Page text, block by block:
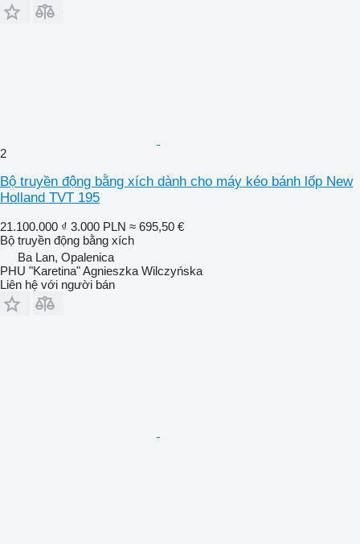
2
Bộ truyền động bằng xích dành cho máy kéo bánh lốp New
Holland TVT 195
21.100.000 ₫ 3.000 PLN ≈ 695,50 €
Bộ truyền động bằng xích
Ba Lan, Opalenica
PHU "Karetina" Agnieszka Wilczyńska
Liên hệ với người bán